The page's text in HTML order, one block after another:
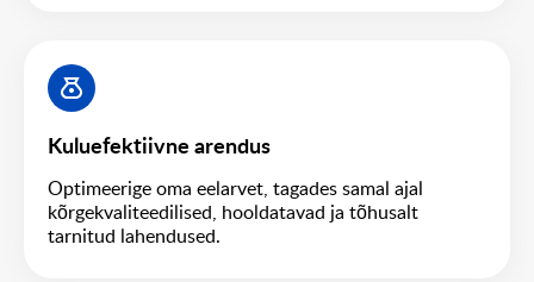
Kuluefektiivne arendus
Optimeerige oma eelarvet, tagades samal ajal
kõrgekvaliteedilised, hooldatavad ja tõhusalt
tarnitud lahendused.